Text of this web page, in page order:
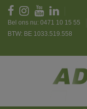
Bel ons nu: 0471 10 15 55
BTW: BE 1033.519.558